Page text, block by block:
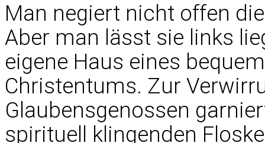
Man negiert nicht offen
Aber man lässt sie links
eigene Haus eines
Christentums. Zur
Glaubensgenossen
spirituell klingenden